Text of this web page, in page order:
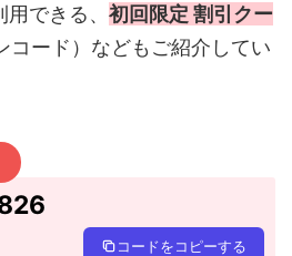
できる、 初回限定 割引クー
コード）などもご紹介してい
コードをコピーする